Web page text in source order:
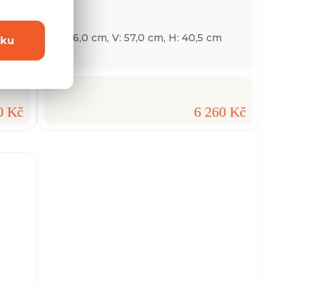
Kč
Š: 196,0 cm, V: 57,0 cm, H: 40,5 cm
6 260 Kč